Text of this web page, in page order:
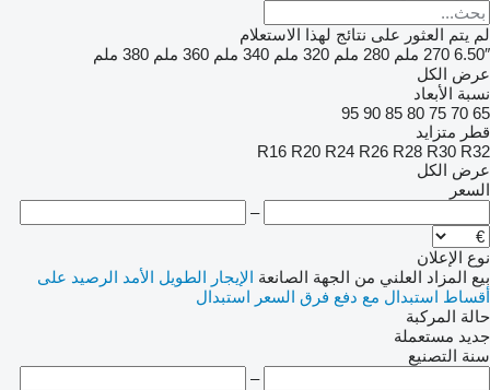
لم يتم العثور على نتائج لهذا الاستعلام
6.50″ 270 ملم 280 ملم 320 ملم 340 ملم 360 ملم
380 ملم
عرض الكل
نسبة الأبعاد
65
70
75
80
85
90
95
قطر متزايد
R16 R20 R24 R26 R28 R30 R32
عرض الكل
السعر
–
نوع الإعلان
بيع المزاد العلني من الجهة الصانعة الإيجار الطويل الأمد الرصيد على
أقساط استبدال مع دفع فرق السعر استبدال
حالة المركبة
جديد مستعملة
سنة التصنيع
–